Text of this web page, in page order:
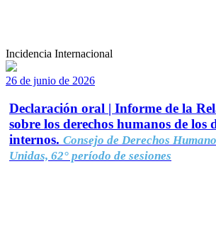
Incidencia Internacional
26 de junio de 2026
Declaración oral | Informe de la
sobre los derechos humanos de los
internos. Consejo de Derechos
Unidas, 62° período de sesiones